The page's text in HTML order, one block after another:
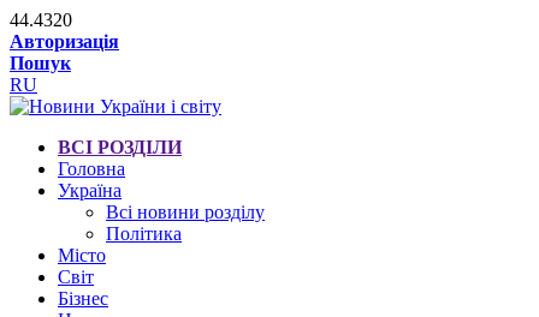
44.4320
Авторизація
Пошук
RU
ВСІ РОЗДІЛИ
Головна
Україна
Всі новини розділу
Політика
Місто
Світ
Бізнес